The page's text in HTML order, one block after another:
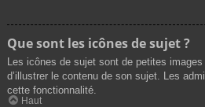
Que sont les icônes de sujet ?
Les icônes de sujet sont de petites images
d’illustrer le contenu de son sujet. Les
cette fonctionnalité.
Haut